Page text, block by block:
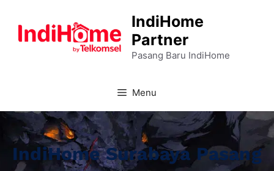
IndiHome
Partner
Pasang Baru IndiHome
Menu
IndiHome Surabaya Pasang